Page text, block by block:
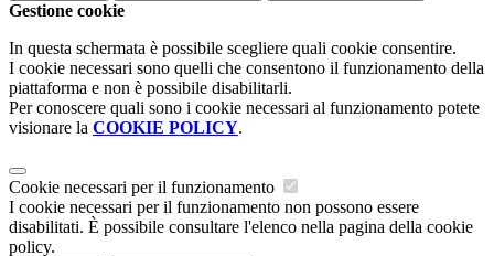
Gestione cookie
In questa schermata è possibile scegliere quali cookie consentire.
I cookie necessari sono quelli che consentono il funzionamento della
piattaforma e non è possibile disabilitarli.
Per conoscere quali sono i cookie necessari al funzionamento potete
visionare la COOKIE POLICY.
Cookie necessari per il funzionamento
I cookie necessari per il funzionamento non possono essere
disabilitati. È possibile consultare l'elenco nella pagina della cookie
policy.